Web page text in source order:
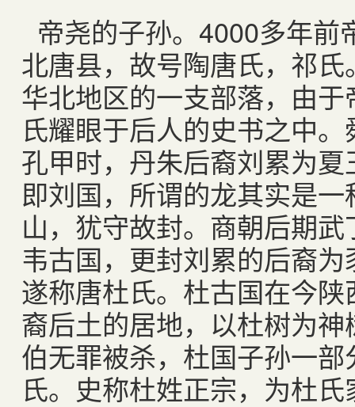
帝尧的子孙。 4000多年前
北唐县，故号陶唐氏，祁
华北地区的一支部落，由
氏耀眼于后人的史书之中
孔甲时，丹朱后裔刘累为
即刘国，所谓的龙其实是
山，犹守故封。商朝后期
韦古国，更封刘累的后裔
遂称唐杜氏。杜古国在今
裔后土的居地，以杜树为
伯无罪被杀，杜国子孙一
氏。史称杜姓正宗，为杜